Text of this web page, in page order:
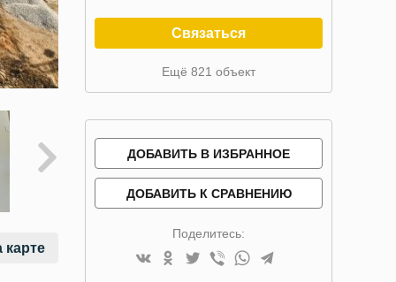
карте
Связаться
Ещё 821 объект
ДОБАВИТЬ В ИЗБРАННОЕ
ДОБАВИТЬ К СРАВНЕНИЮ
Поделитесь: